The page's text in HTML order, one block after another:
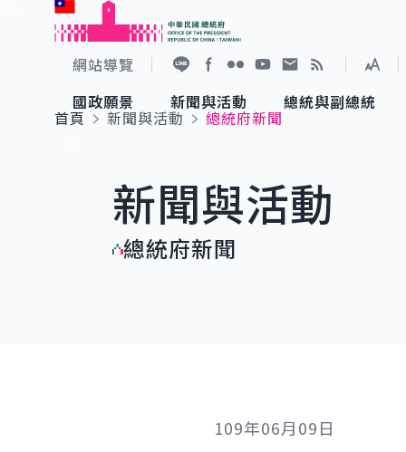
跳到主要內容
網站導覽
展開
國政願景
國家氣候變遷對策委員會
重要談話
新聞與活動
總統府新聞
影音頻道
總統與副總統
賴清德總統
參觀資訊
首頁 新聞與活動
總統府新聞
新聞與活動
總統府新聞
109年06月09日